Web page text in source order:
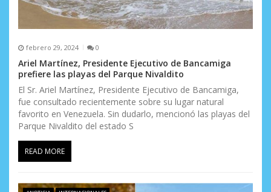
febrero 29, 2024 0
Ariel Martínez, Presidente Ejecutivo de Bancamiga
prefiere las playas del Parque Nivaldito
El Sr. Ariel Martínez, Presidente Ejecutivo de Bancamiga,
fue consultado recientemente sobre su lugar natural
favorito en Venezuela. Sin dudarlo, mencionó las playas del
Parque Nivaldito del estado S
READ MORE